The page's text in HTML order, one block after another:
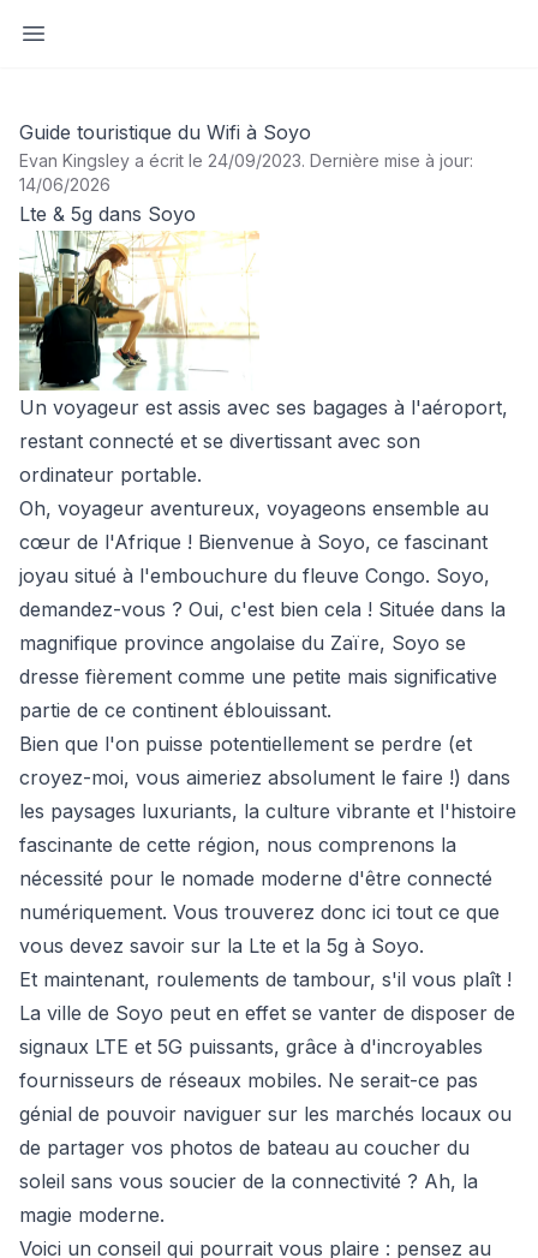
Ouvrir la barre latérale
Guide touristique du Wifi à Soyo
Evan Kingsley a écrit le 24/09/2023. Dernière mise à jour:
14/06/2026
Lte & 5g dans Soyo
Un voyageur est assis avec ses bagages à l'aéroport,
restant connecté et se divertissant avec son
ordinateur portable.
Oh, voyageur aventureux, voyageons ensemble au
cœur de l'Afrique ! Bienvenue à Soyo, ce fascinant
joyau situé à l'embouchure du fleuve Congo. Soyo,
demandez-vous ? Oui, c'est bien cela ! Située dans la
magnifique province angolaise du Zaïre, Soyo se
dresse fièrement comme une petite mais significative
partie de ce continent éblouissant.
Bien que l'on puisse potentiellement se perdre (et
croyez-moi, vous aimeriez absolument le faire !) dans
les paysages luxuriants, la culture vibrante et l'histoire
fascinante de cette région, nous comprenons la
nécessité pour le nomade moderne d'être connecté
numériquement. Vous trouverez donc ici tout ce que
vous devez savoir sur la Lte et la 5g à Soyo.
Et maintenant, roulements de tambour, s'il vous plaît !
La ville de Soyo peut en effet se vanter de disposer de
signaux LTE et 5G puissants, grâce à d'incroyables
fournisseurs de réseaux mobiles. Ne serait-ce pas
génial de pouvoir naviguer sur les marchés locaux ou
de partager vos photos de bateau au coucher du
soleil sans vous soucier de la connectivité ? Ah, la
magie moderne.
Voici un conseil qui pourrait vous plaire : pensez au